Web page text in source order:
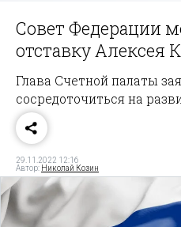
Совет Федерации
отставку Алексея
Глава Счетной палаты
сосредоточиться на
29.11.2022 12:16
Автор: Николай Козин